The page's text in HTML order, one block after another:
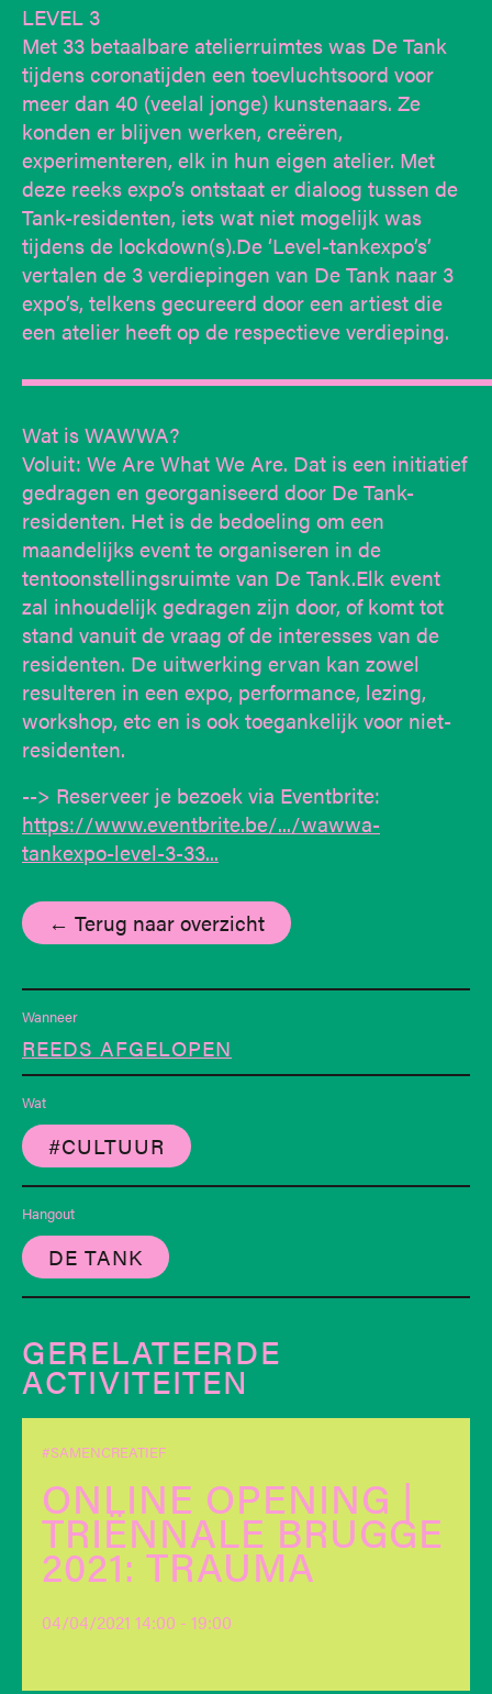
LEVEL 3
Met 33 betaalbare atelierruimtes was De Tank
tijdens coronatijden een toevluchtsoord voor
meer dan 40 (veelal jonge) kunstenaars. Ze
konden er blijven werken, creëren,
experimenteren, elk in hun eigen atelier. Met
deze reeks expo’s ontstaat er dialoog tussen de
Tank-residenten, iets wat niet mogelijk was
tijdens de lockdown(s).De ‘Level-tankexpo’s’
vertalen de 3 verdiepingen van De Tank naar 3
expo’s, telkens gecureerd door een artiest die
een atelier heeft op de respectieve verdieping.
Wat is WAWWA?
Voluit: We Are What We Are. Dat is een initiatief
gedragen en georganiseerd door De Tank-
residenten. Het is de bedoeling om een
maandelijks event te organiseren in de
tentoonstellingsruimte van De Tank.Elk event
zal inhoudelijk gedragen zijn door, of komt tot
stand vanuit de vraag of de interesses van de
residenten. De uitwerking ervan kan zowel
resulteren in een expo, performance, lezing,
workshop, etc en is ook toegankelijk voor niet-
residenten.
--> Reserveer je bezoek via Eventbrite:
https://www.eventbrite.be/.../wawwa-
tankexpo-level-3-33...
← Terug naar overzicht
Wanneer
REEDS AFGELOPEN
Wat
#CULTUUR
Hangout
DE TANK
GERELATEERDE
ACTIVITEITEN
#SAMENCREATIEF
ONLINE OPENING |
TRIËNNALE BRUGGE
2021: TRAUMA
04/04/2021 14:00 - 19:00